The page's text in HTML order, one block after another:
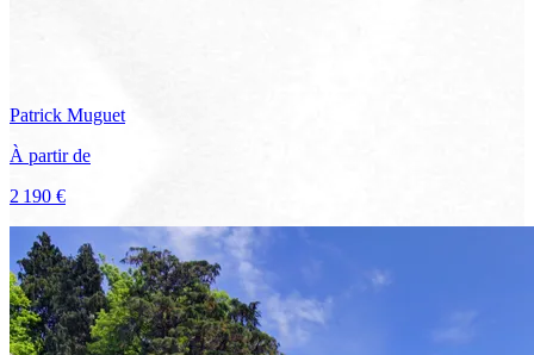
Patrick Muguet
À partir de
2 190 €
Voir le voyage